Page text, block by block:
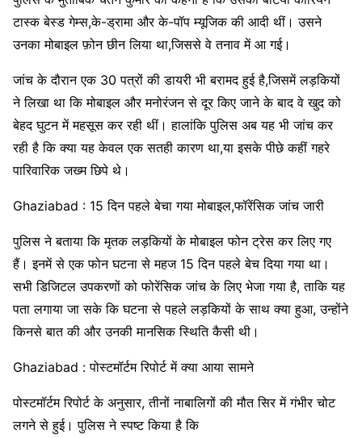
टास्क बेस्ड गेम्स,के-ड्रामा और के-पॉप म्यूजिक की आदी थीं। उसने
उनका मोबाइल फ़ोन छीन लिया था,जिससे वे तनाव में आ गई।
जांच के दौरान एक 30 पत्रों की डायरी भी बरामद हुई है,जिसमें लड़कियों
ने लिखा था कि मोबाइल और मनोरंजन से दूर किए जाने के बाद वे खुद को
बेहद घुटन में महसूस कर रही थीं। हालांकि पुलिस अब यह भी जांच कर
रही है कि क्या यह केवल एक सतही कारण था,या इसके पीछे कहीं गहरे
पारिवारिक जख्म छिपे थे।
Ghaziabad : 15 दिन पहले बेचा गया मोबाइल,फॉरेंसिक जांच जारी
पुलिस ने बताया कि मृतक लड़कियों के मोबाइल फोन ट्रेस कर लिए गए
हैं। इनमें से एक फोन घटना से महज 15 दिन पहले बेच दिया गया था।
सभी डिजिटल उपकरणों को फोरेंसिक जांच के लिए भेजा गया है, ताकि यह
पता लगाया जा सके कि घटना से पहले लड़कियों के साथ क्या हुआ, उन्होंने
किनसे बात की और उनकी मानसिक स्थिति कैसी थी।
Ghaziabad : पोस्टमॉर्टम रिपोर्ट में क्या आया सामने
पोस्टमॉर्टम रिपोर्ट के अनुसार, तीनों नाबालिगों की मौत सिर में गंभीर चोट
लगने से हुई। पुलिस ने स्पष्ट किया है कि